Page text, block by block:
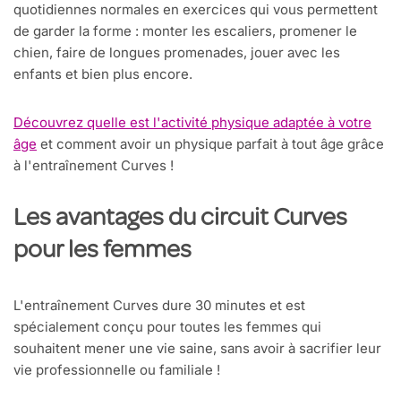
quotidiennes normales en exercices qui vous permettent
de garder la forme : monter les escaliers, promener le
chien, faire de longues promenades, jouer avec les
enfants et bien plus encore.
Découvrez quelle est l'activité physique adaptée à votre
âge et comment avoir un physique parfait à tout âge grâce
à l'entraînement Curves !
Les avantages du circuit Curves
pour les femmes
L'entraînement Curves dure 30 minutes et est
spécialement conçu pour toutes les femmes qui
souhaitent mener une vie saine, sans avoir à sacrifier leur
vie professionnelle ou familiale !